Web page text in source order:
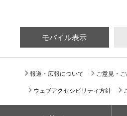
モバイル表示
報道・広報について ご意見・
ウェブアクセシビリティ方針